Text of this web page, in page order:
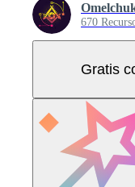
670
Gratis